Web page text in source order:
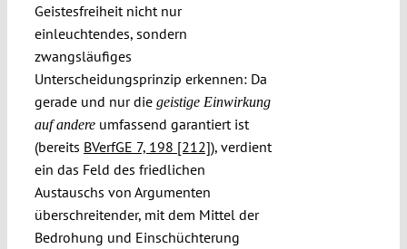
Geistesfreiheit nicht nur
einleuchtendes, sondern
zwangsläufiges
Unterscheidungsprinzip erkennen: Da
gerade und nur die geistige Einwirkung
auf andereumfassend garantiert ist
(bereits BVerfGE 7, 198 [212]), verdient
ein das Feld des friedlichen
Austauschs von Argumenten
überschreitender, mit dem Mittel der
Bedrohung und Einschüchterung